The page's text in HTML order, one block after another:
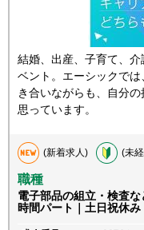
結婚、出産、子育て、
ベント。エーシックでは
き合いながらも、自分
思っています。
(新着求人) (未
職種
電子部品の組立・検査
時間パート｜土日祝休